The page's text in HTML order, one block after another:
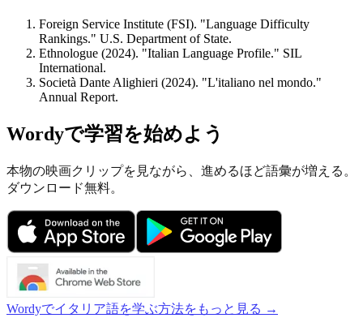
Foreign Service Institute (FSI). "Language Difficulty
Rankings." U.S. Department of State.
Ethnologue (2024). "Italian Language Profile." SIL
International.
Società Dante Alighieri (2024). "L'italiano nel mondo."
Annual Report.
Wordyで学習を始めよう
本物の映画クリップを見ながら、進めるほど語彙が増える。
ダウンロード無料。
Wordyでイタリア語を学ぶ方法をもっと見る →